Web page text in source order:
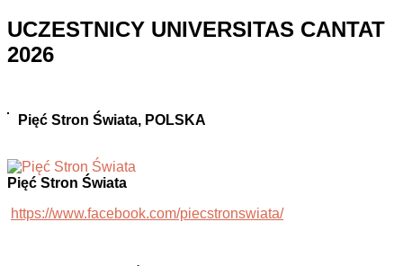
UCZESTNICY UNIVERSITAS CANTAT
2026
Pięć Stron Świata, POLSKA
Pięć Stron Świata
https://www.facebook.com/piecstronswiata/